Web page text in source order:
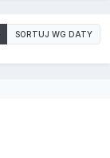
SORTUJ WG DATY